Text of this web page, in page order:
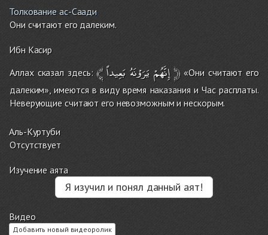
Толкование ас-Саади
Они считают его далеким.
Ибн Касир
Аллах сказал здесь: ﴾ إِنَّهُمْيَرَوْنَهُبَعِيداً ﴿«Они считают его
далеким», имеются в виду время наказания и Час расплаты.
Неверующие считают его невозможным и нескорым.
Аль-Куртуби
Отсутствует
Изучение аята
Я изучил и понял данный аят!
Видео
Добавить новый видеоролик